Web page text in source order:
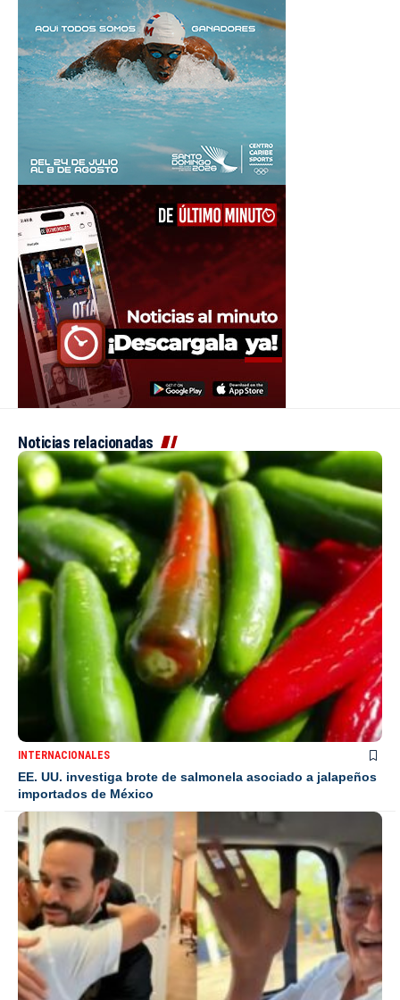
Noticias relacionadas
INTERNACIONALES
EE. UU. investiga brote de salmonela asociado a jalapeños
importados de México